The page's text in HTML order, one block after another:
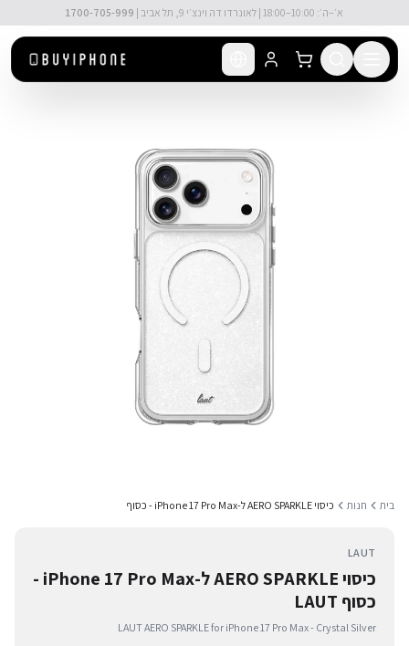
דלג לתוכן הראשי
בית חנות כיסוי AERO SPARKLE ל-iPhone 17 Pro Max - כסוף
LAUT
כיסוי AERO SPARKLE ל-iPhone 17 Pro Max -
כסוף LAUT
LAUT AERO SPARKLE for iPhone 17 Pro Max - Crystal Silver